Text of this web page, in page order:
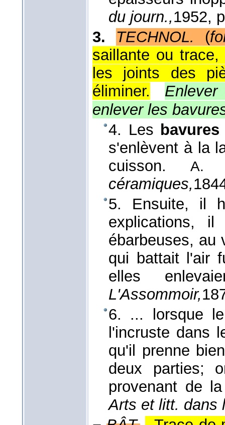
du journ.,1952,
3.
TECHNOL. (
saillante ou
les joints des
éliminer.
enlever les
4. Les bavures
s'enlèvent à la
cuisson. A.
céramiques,
5. Ensuite, il
explications,
ébarbeuses, au
qui battait l'air
elles
L'Assommoir,
6. ... lorsque
l'incruste dans
qu'il prenne
deux parties;
provenant de
Arts et litt. dans